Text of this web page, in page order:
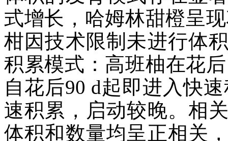
式增长，哈姆林甜橙呈
柑因技术限制未进行体
积累模式：高班柚在花
自花后90 d起即进入快
速积累，启动较晚。相
体积和数量均呈正相关